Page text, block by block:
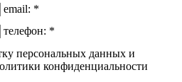
email: *
телефон: *
персональных данных и
конфиденциальности